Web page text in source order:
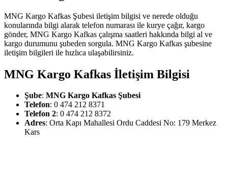
MNG Kargo Kafkas Şubesi iletişim bilgisi ve nerede olduğu
konularında bilgi alarak telefon numarası ile kurye çağır, kargo
gönder, MNG Kargo Kafkas çalışma saatleri hakkında bilgi al ve
kargo durumunu şubeden sorgula. MNG Kargo Kafkas şubesine
iletişim bilgileri ile hızlıca ulaşabilirsiniz.
MNG Kargo Kafkas İletişim Bilgisi
Şube: MNG Kargo Kafkas Şubesi
Telefon: 0 474 212 8371
Telefon 2: 0 474 212 8372
Adres: Orta Kapı Mahallesi Ordu Caddesi No: 179 Merkez
Kars